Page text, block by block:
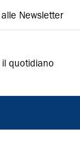
alle Newsletter
il quotidiano